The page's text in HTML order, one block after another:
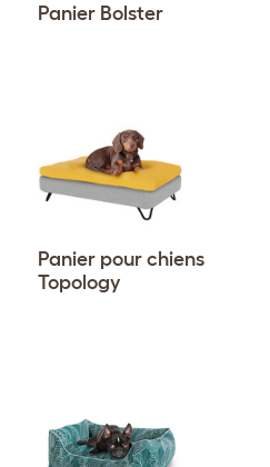
Panier Bolster
Panier pour chiens
Topology